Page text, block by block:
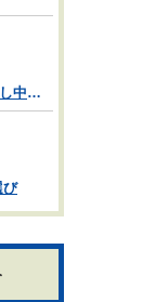
ただいまホームページの価格見直し中です。
び